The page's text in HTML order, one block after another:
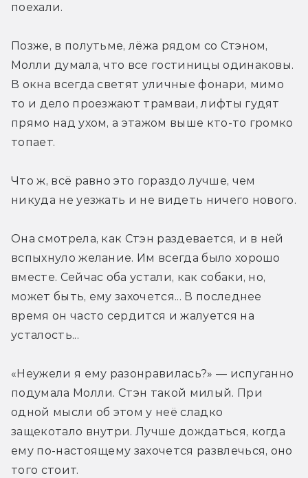
поехали.
Позже, в полутьме, лёжа рядом со Стэном,
Молли думала, что все гостиницы одинаковы.
В окна всегда светят уличные фонари, мимо
то и дело проезжают трамваи, лифты гудят
прямо над ухом, а этажом выше кто-то громко
топает.
Что ж, всё равно это гораздо лучше, чем
никуда не уезжать и не видеть ничего нового.
Она смотрела, как Стэн раздевается, и в ней
вспыхнуло желание. Им всегда было хорошо
вместе. Сейчас оба устали, как собаки, но,
может быть, ему захочется... В последнее
время он часто сердится и жалуется на
усталость...
«Неужели я ему разонравилась?» — испуганно
подумала Молли. Стэн такой милый. При
одной мысли об этом у неё сладко
защекотало внутри. Лучше дождаться, когда
ему по-настоящему захочется развлечься, оно
того стоит.